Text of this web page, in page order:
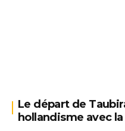
Le départ de
hollandisme avec